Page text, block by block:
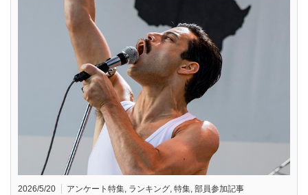
2026/5/20 アンケート特集, ランキング, 特集, 部員参加記事